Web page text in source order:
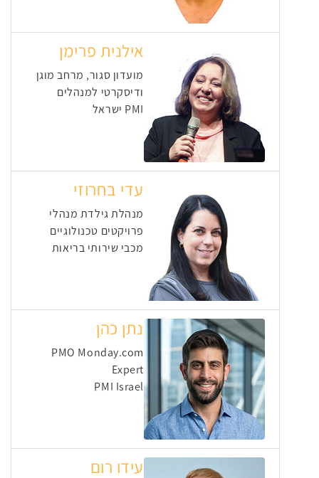
אילנית פרימן
מועדון סגור, מרחב מוגן
ודיסקרטי למנהלים
PMI ישראל
עדי בחרוזי
מנהלת גילדת מנהלי
פרויקטים טכנולוגיים
מכבי שירותי בריאות
נתן כהן
PMO Monday.com
Expert
PMI Israel
עידו רום